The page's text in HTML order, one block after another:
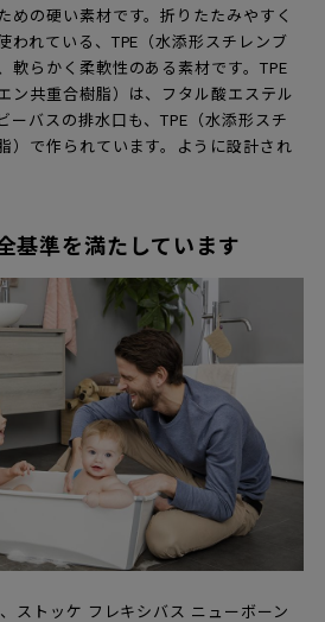
めの硬い素材です。折りたたみやすく
われている、TPE（水添形スチレンブ
軟らかく柔軟性のある素材です。TPE
ン共重合樹脂）は、フタル酸エステル
ーバスの排水口も、TPE（水添形スチ
）で作られています。ように設計され
基準を満たしています
ストッケ フレキシバス ニューボーン